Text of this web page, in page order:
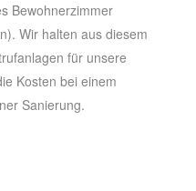
Bewohnerzimmer
Wir halten aus diesem
für unsere
Kosten bei einem
Sanierung.